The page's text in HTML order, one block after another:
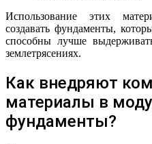
Использование этих
создавать фундаменты,
способны лучше
землетрясениях.
Как внедряют
материалы в
фундаменты?